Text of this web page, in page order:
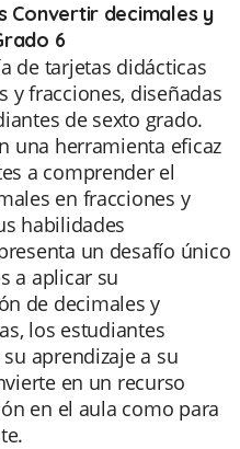
Convertir decimales y
6
de tarjetas didácticas
y fracciones, diseñadas
de sexto grado.
una herramienta eficaz
a comprender el
en fracciones y
habilidades
un desafío único
a aplicar su
de decimales y
los estudiantes
aprendizaje a su
en un recurso
en el aula como para